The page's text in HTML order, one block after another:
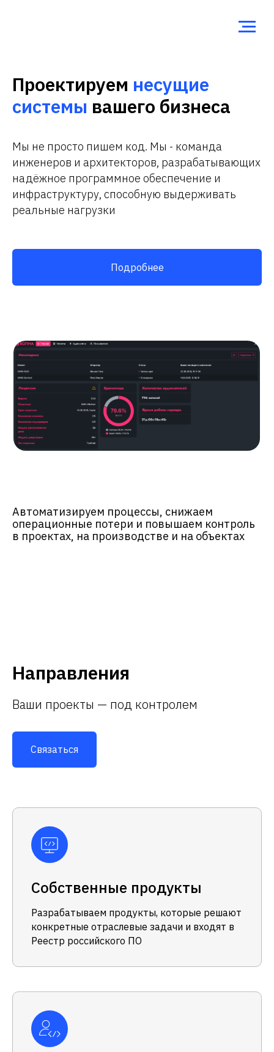
Проектируем несущие
системы вашего бизнеса
Мы не просто пишем код. Мы - команда
инженеров и архитекторов, разрабатывающих
надёжное программное обеспечение и
инфраструктуру, способную выдерживать
реальные нагрузки
Подробнее
Автоматизируем процессы, снижаем
операционные потери и повышаем контроль
в проектах, на производстве и на объектах
Направления
Ваши проекты — под контролем
Связаться
Собственные продукты
Разрабатываем продукты, которые решают
конкретные отраслевые задачи и входят в
Реестр российского ПО